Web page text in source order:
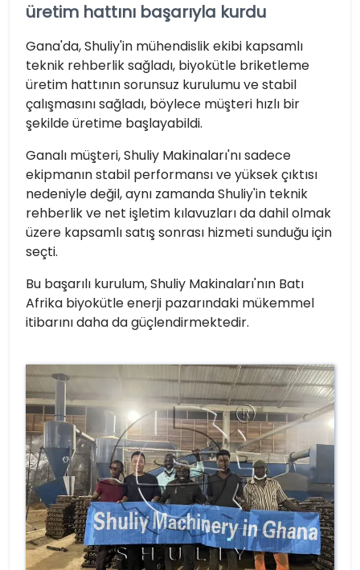
üretim hattını başarıyla kurdu
Gana'da, Shuliy'in mühendislik ekibi kapsamlı
teknik rehberlik sağladı, biyokütle briketleme
üretim hattının sorunsuz kurulumu ve stabil
çalışmasını sağladı, böylece müşteri hızlı bir
şekilde üretime başlayabildi.
Ganalı müşteri, Shuliy Makinaları'nı sadece
ekipmanın stabil performansı ve yüksek çıktısı
nedeniyle değil, aynı zamanda Shuliy'in teknik
rehberlik ve net işletim kılavuzları da dahil olmak
üzere kapsamlı satış sonrası hizmeti sunduğu için
seçti.
Bu başarılı kurulum, Shuliy Makinaları'nın Batı
Afrika biyokütle enerji pazarındaki mükemmel
itibarını daha da güçlendirmektedir.